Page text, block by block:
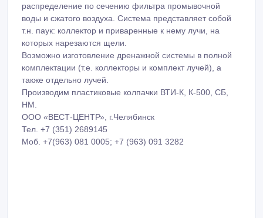
распределение по сечению фильтра промывочной
воды и сжатого воздуха. Система представляет собой
т.н. паук: коллектор и приваренные к нему лучи, на
которых нарезаются щели.
Возможно изготовление дренажной системы в полной
комплектации (т.е. коллекторы и комплект лучей), а
также отдельно лучей.
Производим пластиковые колпачки ВТИ-К, К-500, СБ,
НМ.
ООО «ВЕСТ-ЦЕНТР», г.Челябинск
Тел. +7 (351) 2689145
Моб. +7(963) 081 0005; +7 (963) 091 3282